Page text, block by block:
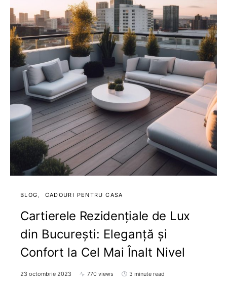
BLOG CADOURI PENTRU CASA
Cartierele Rezidențiale de Lux
din București: Eleganță și
Confort la Cel Mai Înalt Nivel
23 octombrie 2023 770 views 3 minute read